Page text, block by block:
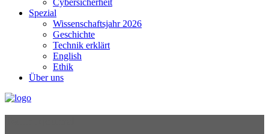
Cybersicherheit
Spezial
Wissenschaftsjahr 2026
Geschichte
Technik erklärt
English
Ethik
Über uns